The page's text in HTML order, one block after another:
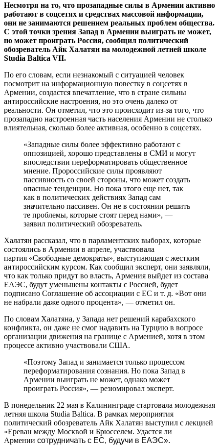
Несмотря на то, что прозападные силы в Армении активно
работают в соцсетях и средствах массовой информации,
они не занимаются решением реальных проблем общества.
С этой точки зрения Запад в Армении выиграть не может,
но может проиграть Россия, сообщил политический
обозреватель Айк Халатян на молодежной летней школе
Studia Baltica VII.
По его словам, если незнакомый с ситуацией человек
посмотрит на информационную повестку в соцсетях в
Армении, создастся впечатление, что в стране сильны
антироссийские настроения, но это очень далеко от
реальности. Он отметил, что это проиcходит из-за того, что
прозападно настроенная часть населения Армении не столько
влиятельная, сколько более активная, особенно в соцсетях.
«Западные силы более эффективно работают с
оппозицией, хорошо представлены в СМИ и могут
впоследствии переформатировать общественное
мнение. Пророссийские силы проявляют
пассивность со своей стороны, что может создать
опасные тенденции. Но пока этого еще нет, так
как в политических действиях Запад сам
значительно пассивен. Он не в состоянии решить
те проблемы, которые стоят перед нами», —
заявил политический обозреватель.
Халатян рассказал, что в парламентских выборах, которые
состоялись в Армении в апреле, участвовала
партия «Свободные демократы», выступающая с жестким
антироссийским курсом. Как сообщил эксперт, они заявляли,
что как только придут во власть, Армения выйдет из состава
ЕАЭС, будут уменьшены контакты с Россией, будет
подписано Соглашение об ассоциации с ЕС и т. д. «Вот они
не набрали даже одного процента», — отметил он.
По словам Халатяна, у Запада нет решений карабахского
конфликта, он даже не смог надавить на Турцию в вопросе
организации движения на границе с Арменией, хотя в этом
процессе активно участвовали США.
«Поэтому Запад и занимается только процессом
переформатирования сознания. Но пока Запад в
Армении выиграть не может, однако может
проиграть Россия», — резюмировал эксперт.
В понедельник 22 мая в Калининграде стартовала молодежная
летняя школа Studia Baltica. В рамках мероприятия
политический обозреватель Айк Халатян выступил с лекцией
«Ереван между Москвой и Брюсселем. Удастся ли
Армении сотрудничать с ЕС, будучи в ЕАЭС».